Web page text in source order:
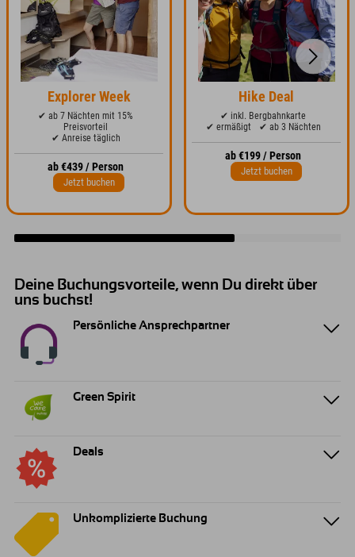
Explorer Week
✔ ab 7 Nächten mit 15%
Preisvorteil
✔ Anreise täglich
ab €439 / Person
Jetzt buchen
Hike Deal
✔ inkl. Bergbahnkarte
✔ ermäßigt
✔ ab 3 Nächten
ab €199 / Person
Jetzt buchen
Deine Buchungsvorteile, wenn Du direkt über
uns buchst!
Persönliche Ansprechpartner
Green Spirit
Deals
Unkomplizierte Buchung